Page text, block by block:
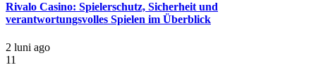
Rivalo Casino: Spielerschutz, Sicherheit und
verantwortungsvolles Spielen im Überblick
2 luni ago
11